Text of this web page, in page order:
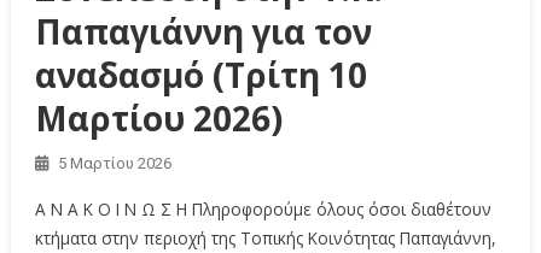
Παπαγιάννη για τον
αναδασμό (Τρίτη 10
Μαρτίου 2026)
5 Μαρτίου 2026
Α Ν Α Κ Ο Ι Ν Ω Σ Η Πληροφορούμε όλους όσοι διαθέτουν
κτήματα στην περιοχή της Τοπικής Κοινότητας Παπαγιάννη,